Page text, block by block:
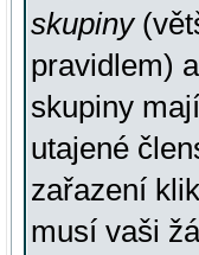
skupiny
pravidlem)
skupiny mají
utajené
zařazení
musí vaši